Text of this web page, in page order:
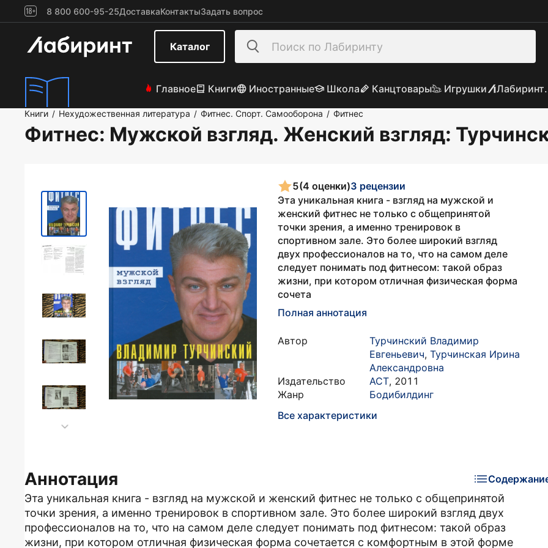
8 800 600-95-25ДоставкаКонтактыЗадать вопрос
Каталог
Главное Книги Иностранные Школа Канцтовары Игрушки
Книги / Нехудожественная литература / Фитнес. Спорт. Самооборона / Фитнес
Фитнес: Мужской взгляд. Женский взгляд:
5(4 оценки)3 рецензии
Эта уникальная книга - взгляд на мужской и
женский фитнес не только с общепринятой
точки зрения, а именно тренировок в
спортивном зале. Это более широкий взгляд
двух профессионалов на то, что на самом деле
следует понимать под фитнесом: такой образ
жизни, при котором отличная физическая форма
сочета
Полная аннотация
Автор
Турчинский Владимир
Евгеньевич, Турчинская Ирина
Александровна
Издательство
АСТ, 2011
Жанр
Бодибилдинг
Все характеристики
Аннотация
Эта уникальная книга - взгляд на мужской и женский фитнес не только с общепринятой
точки зрения, а именно тренировок в спортивном зале. Это более широкий взгляд двух
профессионалов на то, что на самом деле следует понимать под фитнесом: такой образ
жизни, при котором отличная физическая форма сочетается с комфортным в этой форме